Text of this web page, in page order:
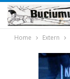
Home Extern